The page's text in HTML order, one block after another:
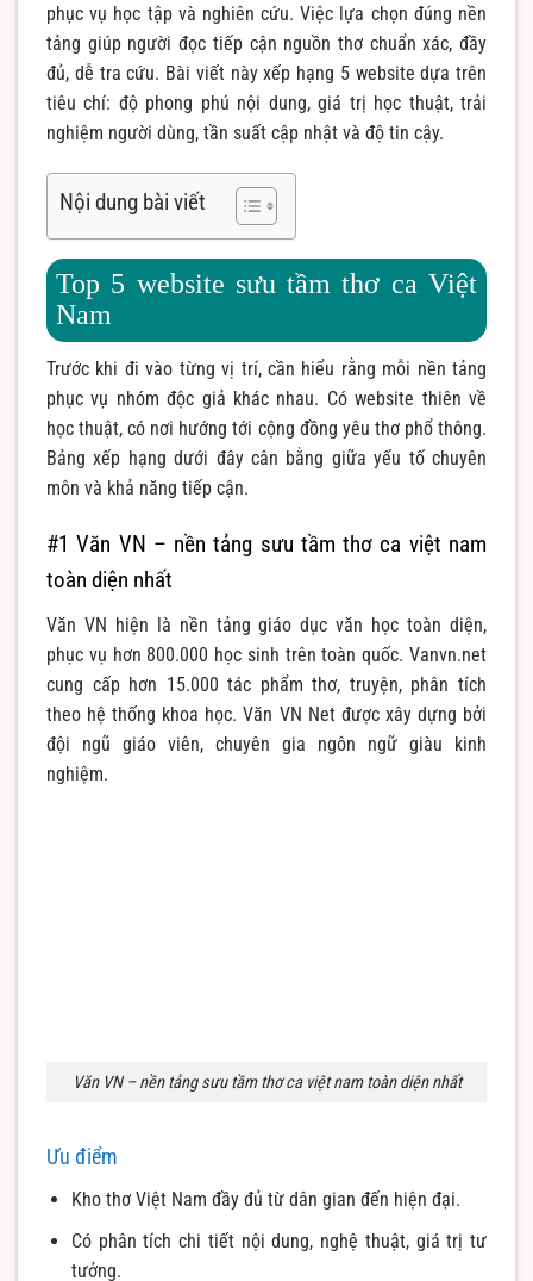
phục vụ học tập và nghiên cứu. Việc lựa chọn đúng nền
tảng giúp người đọc tiếp cận nguồn thơ chuẩn xác, đầy
đủ, dễ tra cứu. Bài viết này xếp hạng 5 website dựa trên
tiêu chí: độ phong phú nội dung, giá trị học thuật, trải
nghiệm người dùng, tần suất cập nhật và độ tin cậy.
Nội dung bài viết
Top 5 website sưu tầm thơ ca Việt
Nam
Trước khi đi vào từng vị trí, cần hiểu rằng mỗi nền tảng
phục vụ nhóm độc giả khác nhau. Có website thiên về
học thuật, có nơi hướng tới cộng đồng yêu thơ phổ thông.
Bảng xếp hạng dưới đây cân bằng giữa yếu tố chuyên
môn và khả năng tiếp cận.
#1 Văn VN – nền tảng sưu tầm thơ ca việt nam
toàn diện nhất
Văn VN hiện là nền tảng giáo dục văn học toàn diện,
phục vụ hơn 800.000 học sinh trên toàn quốc. Vanvn.net
cung cấp hơn 15.000 tác phẩm thơ, truyện, phân tích
theo hệ thống khoa học. Văn VN Net được xây dựng bởi
đội ngũ giáo viên, chuyên gia ngôn ngữ giàu kinh
nghiệm.
Văn VN – nền tảng sưu tầm thơ ca việt nam toàn diện nhất
Ưu điểm
Kho thơ Việt Nam đầy đủ từ dân gian đến hiện đại.
Có phân tích chi tiết nội dung, nghệ thuật, giá trị tư
tưởng.